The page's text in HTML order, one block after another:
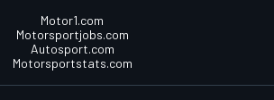
Motor1.com
Motorsportjobs.com
Autosport.com
Motorsportstats.com